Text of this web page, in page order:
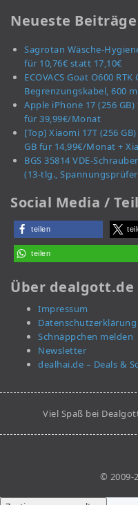
Neueste Beiträge
Sagrotan Wäsche-
für 10,76€ statt 17,10€
ECOVACS Goat O600
Begrenzungskabel, 600
Apple iPhone 17 (256
für 39,99€/Monat
[Top] Xiaomi 17T (256
GB für 14,99€/Monat +
BGS 35814 VDE-
(13-tlg.,
Social Media /
teilen
teilen
Über dealgott.de
Impressum
Datenschutzerklärung
Schnäppchen melden
Newsletter
dealhai.de – Deals &
Viel Spaß bei
© 2009-